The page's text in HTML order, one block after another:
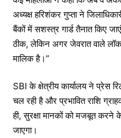
अध्यक्ष हरिशंकर गुप्ता ने
बैंकों में सशस्त्र गार्ड तैनात किए
ठीक, लेकिन अगर जेवरात वाले
मालिक है।”
SBI के क्षेत्रीय कार्यालय ने प्रेस
चल रही है और प्रभावित राशि
ही, सुरक्षा मानकों को मजबूत करने
जाएगा।